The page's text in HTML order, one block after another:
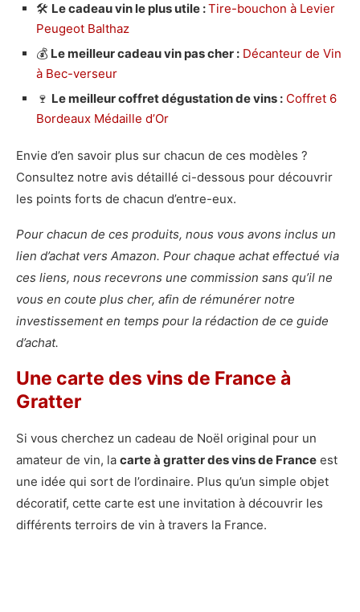
🛠️ Le cadeau vin le plus utile :Tire-bouchon à Levier
Peugeot Balthaz
💰 Le meilleur cadeau vin pas cher : Décanteur de Vin
à Bec-verseur
🍷 Le meilleur coffret dégustation de vins : Coffret 6
Bordeaux Médaille d’Or
Envie d’en savoir plus sur chacun de ces modèles ?
Consultez notre avis détaillé ci-dessous pour découvrir
les points forts de chacun d’entre-eux.
Pour chacun de ces produits, nous vous avons inclus un
lien d’achat vers Amazon. Pour chaque achat effectué via
ces liens, nous recevrons une commission sans qu’il ne
vous en coute plus cher, afin de rémunérer notre
investissement en temps pour la rédaction de ce guide
d’achat.
Une carte des vins de France à
Gratter
Si vous cherchez un cadeau de Noël original pour un
amateur de vin, la carte à gratter des vins de France est
une idée qui sort de l’ordinaire. Plus qu’un simple objet
décoratif, cette carte est une invitation à découvrir les
différents terroirs de vin à travers la France.